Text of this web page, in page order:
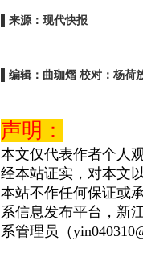
▌来源：现代快报
▌编辑：曲珈熠 校对：杨荷
声明：
本文仅代表作者个人
经本站证实，对本文
本站不作任何保证或
系信息发布平台，新
系管理员（